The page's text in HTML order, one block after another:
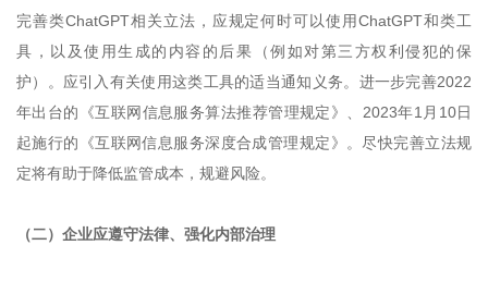
完善类ChatGPT相关立法，应规定何时可以使用ChatGPT和类工
具，以及使用生成的内容的后果（例如对第三方权利侵犯的保
护）。应引入有关使用这类工具的适当通知义务。进一步完善2022
年出台的《互联网信息服务算法推荐管理规定》、2023年1月10日
起施行的《互联网信息服务深度合成管理规定》。尽快完善立法规
定将有助于降低监管成本，规避风险。
（二）企业应遵守法律、强化内部治理